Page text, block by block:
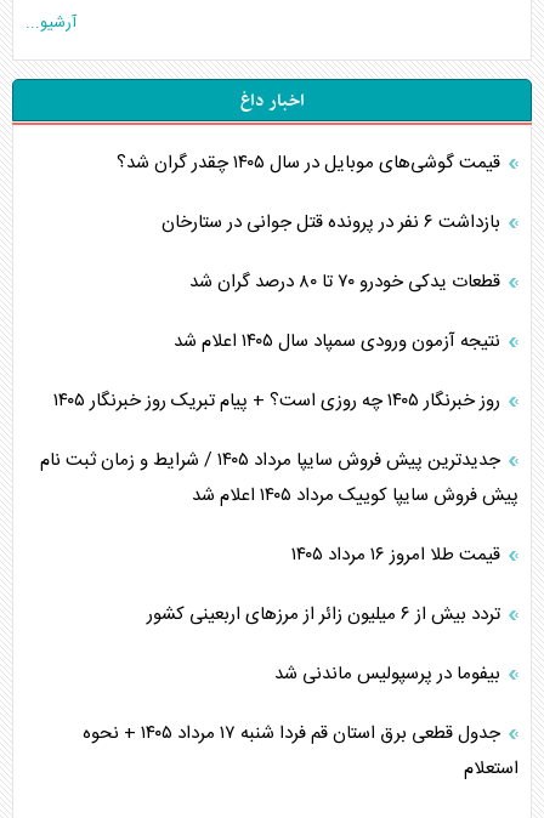
آرشیو...
اخبار داغ
قیمت گوشی‌های موبایل در سال ۱۴۰۵ چقدر گران شد؟
بازداشت ۶ نفر در پرونده قتل جوانی در ستارخان
قطعات یدکی خودرو ۷۰ تا ۸۰ درصد گران شد
نتیجه آزمون ورودی سمپاد سال ۱۴۰۵ اعلام شد
روز خبرنگار ۱۴۰۵ چه روزی است؟ + پیام تبریک روز خبرنگار ۱۴۰۵
جدیدترین پیش فروش سایپا مرداد ۱۴۰۵ / شرایط و زمان ثبت نام
پیش فروش سایپا کوییک مرداد ۱۴۰۵ اعلام شد
قیمت طلا امروز ۱۶ مرداد ۱۴۰۵
تردد بیش از ۶ میلیون زائر از مرزهای اربعینی کشور
بیفوما در پرسپولیس ماندنی شد
جدول قطعی برق استان قم فردا شنبه ۱۷ مرداد ۱۴۰۵ + نحوه
استعلام